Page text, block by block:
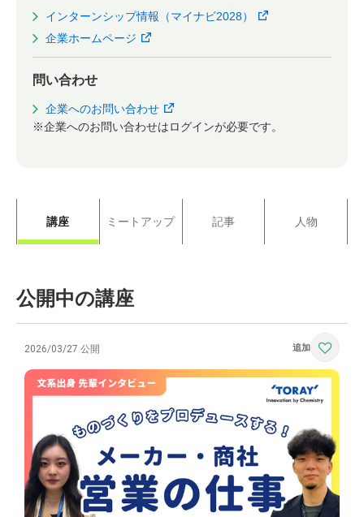
インターンシップ情報（マイナビ2028）
企業ホームページ
問い合わせ
企業へのお問い合わせ
※企業へのお問い合わせはログインが必要です。
講座 ミートアップ 記事 人物
公開中の講座
2026/03/27 公開